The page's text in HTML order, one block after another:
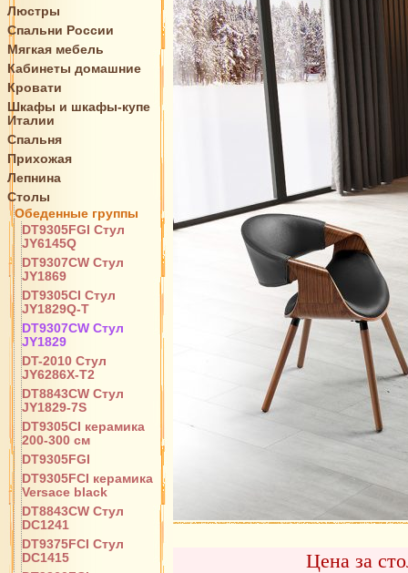
Люстры
Спальни России
Мягкая мебель
Кабинеты домашние
Кровати
Шкафы и шкафы-купе
Италии
Спальня
Прихожая
Лепнина
Столы
Обеденные группы
DT9305FGI Стул
JY6145Q
DT9307CW Стул
JY1869
DT9305CI Стул
JY1829Q-T
DT9307CW Стул
JY1829
DT-2010 Стул
JY6286X-T2
DT8843CW Стул
JY1829-7S
DT9305CI керамика
200-300 см
DT9305FGI
DT9305FCI керамика
Versace black
DT8843CW Стул
DC1241
DT9375FCI Стул
DC1415
Цена за